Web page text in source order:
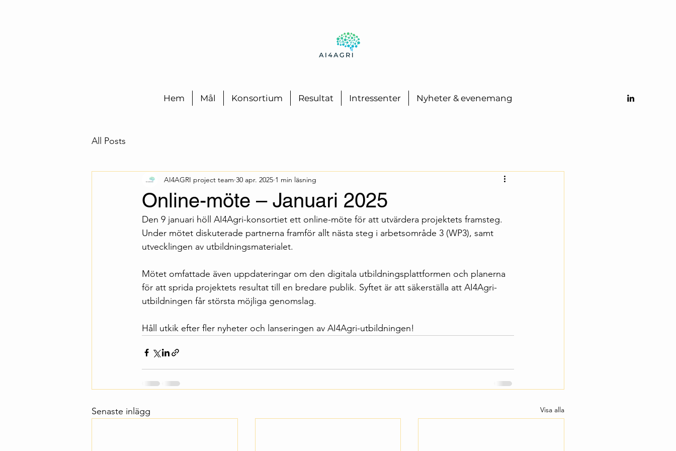
Hem Mål Konsortium Resultat Intressenter Nyheter & evenemang
All Posts
Online-möte – Januari 2025
AI4AGRI project team 30 apr. 2025 1 min läsning
Den 9 januari höll AI4Agri-konsortiet ett online-möte för att utvärdera projektets framsteg.
Under mötet diskuterade partnerna framför allt nästa steg i arbetsområde 3 (WP3), samt
utvecklingen av utbildningsmaterialet.
Mötet omfattade även uppdateringar om den digitala utbildningsplattformen och planerna
för att sprida projektets resultat till en bredare publik. Syftet är att säkerställa att AI4Agri-
utbildningen får största möjliga genomslag.
Håll utkik efter fler nyheter och lanseringen av AI4Agri-utbildningen!
Senaste inlägg Visa alla